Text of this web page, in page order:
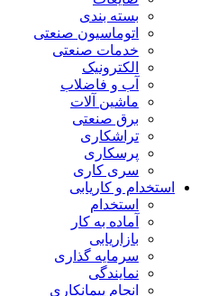
بسته بندی
اتوماسیون صنعتی
خدمات صنعتی
الکترونیک
آب و فاضلاب
ماشین آلات
برق صنعتی
تراشکاری
پرسکاری
سری کاری
استخدام و کاریابی
استخدام
آماده به کار
بازاریابی
سرمایه گذاری
نمایندگی
انجام پیمانکاری